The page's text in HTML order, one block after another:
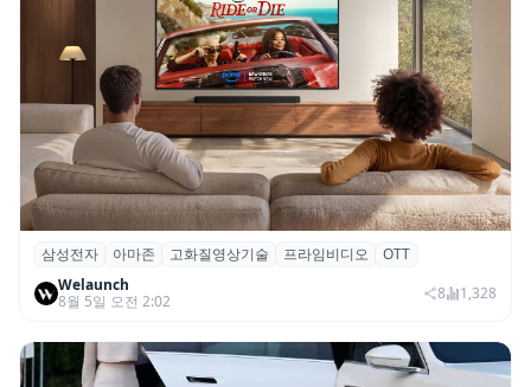
삼성전자·아마존, 프라임 비디오에 ‘HDR10+
어드밴스드’ 적용
삼성전자 아마존 고화질영상기술 프라임비디오
OTT
Welaunch
8월 5일 오전 2:02
8 1,328